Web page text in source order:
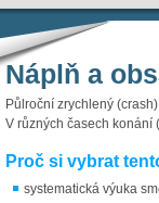
Náplň a
Půlroční zrychlený
V různých časech konání
Proč si vybrat
systematická výuka